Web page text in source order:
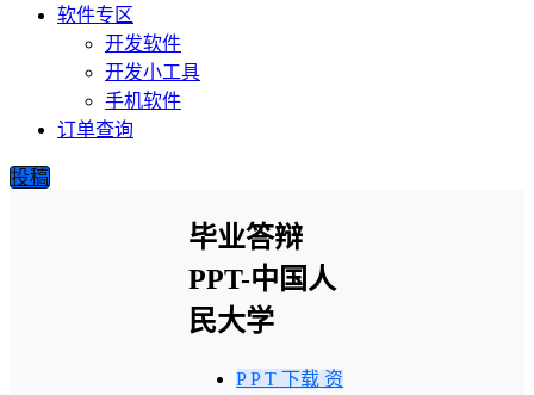
软件专区
开发软件
开发小工具
手机软件
订单查询
投稿
毕业答辩
PPT-中国人
民大学
P P T 下载 资